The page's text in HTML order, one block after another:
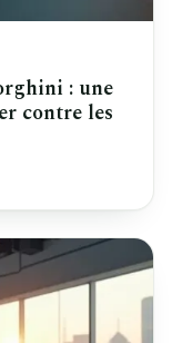
: une
contre les